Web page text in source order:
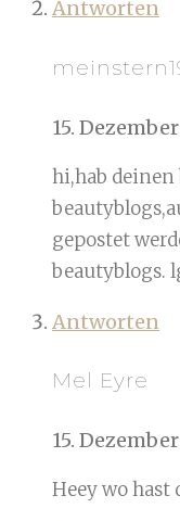
Antworten
15.
hi,hab
gepostet
beautyblogs.
Antworten
Mel Eyre
15.
Heey wo hast